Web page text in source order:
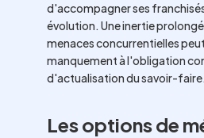
d'accompagner ses
évolution. Une inertie
menaces concurrentielles
manquement à l'obligation
d'actualisation du savoir-faire.
Les options de